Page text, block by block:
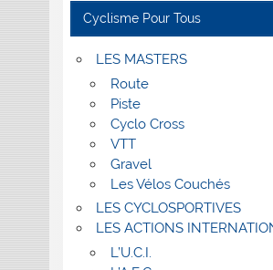
Cyclisme Pour Tous
LES MASTERS
Route
Piste
Cyclo Cross
VTT
Gravel
Les Vélos Couchés
LES CYCLOSPORTIVES
LES ACTIONS
L’U.C.I.